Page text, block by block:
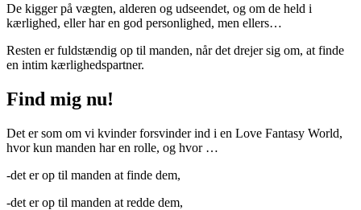
De kigger på vægten, alderen og udseendet, og om de held i
kærlighed, eller har en god personlighed, men ellers…
Resten er fuldstændig op til manden, når det drejer sig om, at finde
en intim kærlighedspartner.
Find mig nu!
Det er som om vi kvinder forsvinder ind i en Love Fantasy World,
hvor kun manden har en rolle, og hvor …
-det er op til manden at finde dem,
-det er op til manden at redde dem,